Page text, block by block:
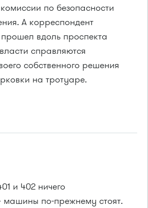
по безопасности
А корреспондент
вдоль проспекта
справляются
собственного решения
на тротуаре.
и 402 ничего
по-прежнему стоят.